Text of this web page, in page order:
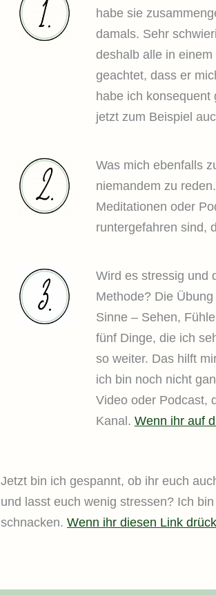
habe sie
damals. Sehr
deshalb alle in
geachtet, dass er
habe ich
jetzt zum Beispiel
Was mich ebenfalls
niemandem zu
Meditationen oder
runtergefahren sind,
Wird es stressig und
Methode? Die
Sinne – Sehen,
fünf Dinge, die ich
so weiter. Das hilft
ich bin noch nicht
Video oder Podcast,
Kanal. Wenn ihr auf
Jetzt bin ich gespannt, ob ihr euch
und lasst euch wenig stressen? Ich
schnacken. Wenn ihr diesen Link